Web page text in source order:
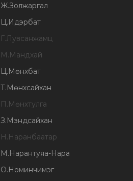
Ж.Золжаргал
Ц.Идэрбат
Г.Лувсанжамц
М.Мандхай
Ц.Мөнхбат
Т.Мөнхсайхан
П.Мөнхтулга
З.Мэндсайхан
Н.Наранбаатар
М.Нарантуяа-Нара
О.Номинчимэг